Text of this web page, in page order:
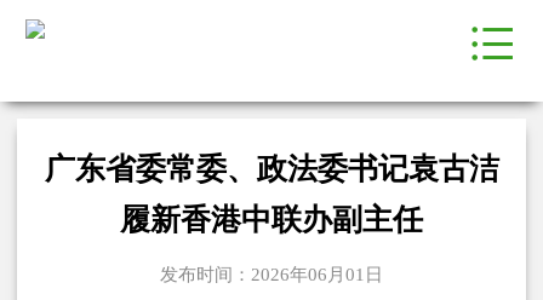
广东省委常委、政法委书记袁古洁
履新香港中联办副主任
发布时间：2026年06月01日